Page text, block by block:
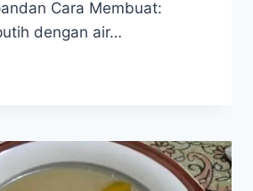
Cara Membuat:
dengan air…